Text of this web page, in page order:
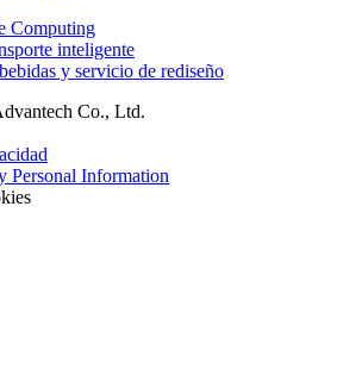
Computing
inteligente
y servicio de rediseño
Co., Ltd.
Personal Information